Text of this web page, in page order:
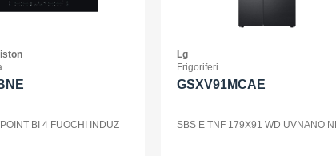
BI 4 FUOCHI INDUZ
Lg
Frigoriferi
GSXV91MCAE
SBS E TNF 179X91 WD UVNANO